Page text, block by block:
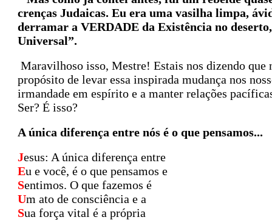
crenças Judaicas. Eu era uma vasilha limpa,
derramar a VERDADE da Existência no
Universal”.
Maravilhoso isso, Mestre! Estais nos dizendo
propósito de levar essa inspirada mudança nos
irmandade em espírito e a manter relações
Ser? É isso?
A única diferença entre nós é o que pensamos...
Jesus: A única diferença entre
Eu e você, é o que pensamos e
Sentimos. O que fazemos é
Um ato de consciência e a
Sua força vital é a própria